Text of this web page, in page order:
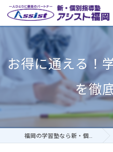
お得に通える！
を徹
福岡の学習塾なら新・個別指導塾アシスト福岡